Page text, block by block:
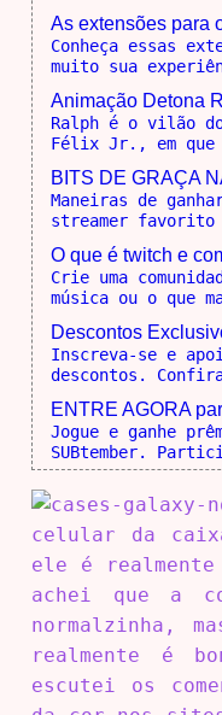
As extensões para
Conheça essas
muito sua
Animação Detona
Ralph é o vilão
Félix Jr., em que
BITS DE GRAÇA
Maneiras de
streamer favorito
O que é twitch e
Crie uma
música ou o que
Descontos
Inscreva-se e
descontos.
ENTRE AGORA
Jogue e ganhe
SUBtember.
celular da
ele é realmente
achei que a
normalzinha,
realmente é
escutei os